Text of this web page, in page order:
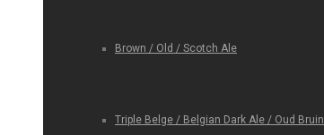
Brown / Old / Scotch Ale
Triple Belge / Belgian Dark Ale / Oud Bruin